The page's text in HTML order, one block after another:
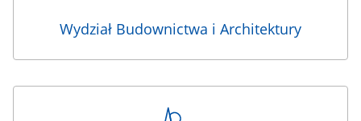
Wydział Budownictwa i Architektury